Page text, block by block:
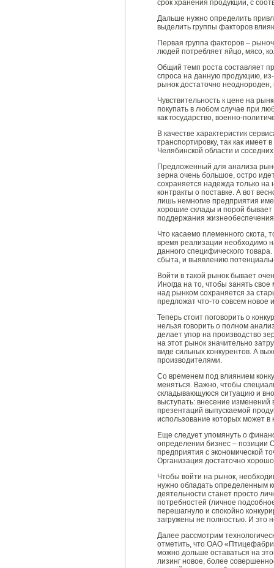
срок хранения продукции, с
Дальше нужно определить
выделить группы факторов
Первая группа факторов –
людей потребляет яйцо, мясо,
Общий темп роста составляет
спроса на данную продукцию,
рынок достаточно
Чувствительность к цене на
покупать в любом случае при
как государство, военно-
В качестве характеристик
транспортировку, так как
Челябинской области и
Предложенный для анализа
зерна очень большое, остро
сохраняется надежда только
контракты о поставке. А вот
лишь немногие предприятия
хорошие склады и порой бывает
поддержания
Что касаемо племенного скота,
время реализации необходимо
данного специфического
сбыта, и выявлению
Войти в такой рынок бывает
Иногда на то, чтобы занять
над рынком сохраняется за
предложат что-то совсем новое
Теперь стоит поговорить о
нельзя говорить о полном
делает упор на производство
на этот рынок значительно
виде сильных конкурентов. А
производителями.
Со временем под влиянием
меняться. Важно, чтобы
складывающуюся ситуацию и
выступать: внесение
презентаций выпускаемой
использование которых может
Еще следует упомянуть о
определении бизнес – позиции
предприятия с экономической
Организация достаточно
Чтобы войти на рынок,
нужно обладать определенным
деятельности станет просто
потребностей (личное
перешагнуло и спокойно
загружены не полностью. И это
Далее рассмотрим
отметить, что ОАО
можно дольше оставаться на
лизинг новое, более